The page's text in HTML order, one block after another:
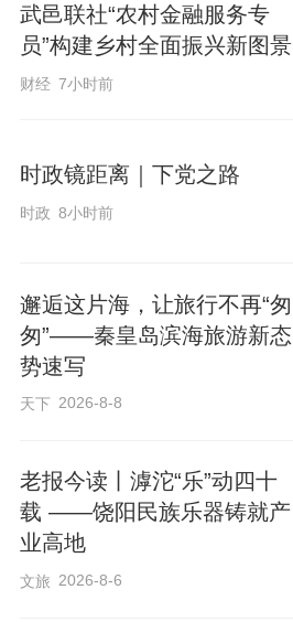
武邑联社“农村金融服务专
员”构建乡村全面振兴新图景
财经 7小时前
时政镜距离｜下党之路
时政 8小时前
邂逅这片海，让旅行不再“匆
匆”——秦皇岛滨海旅游新态
势速写
天下 2026-8-8
老报今读丨滹沱“乐”动四十
载 ——饶阳民族乐器铸就产
业高地
文旅 2026-8-6